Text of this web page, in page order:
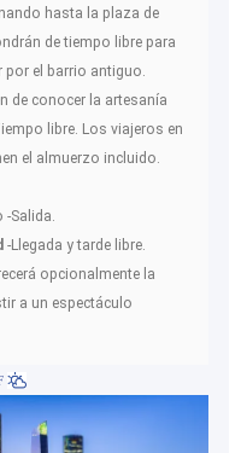
hasta la plaza de
de tiempo libre para
por el barrio antiguo.
de conocer la artesanía
libre. Los viajeros en
el almuerzo incluido.
-Salida.
-Llegada y tarde libre.
opcionalmente la
a un espectáculo